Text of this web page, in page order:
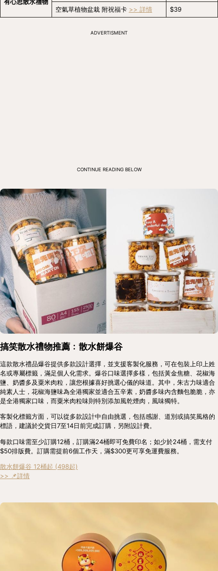
空氣草植物盆栽 附祝福卡 >> 詳情 $39
ADVERTISMENT
CONTINUE READING BELOW
搞笑散水禮物推薦﹕散水餅爆谷
這款散水禮品爆谷提供多款設計選擇，並支援客製化服務，可在包裝上印上姓
名或專屬標籤，滿足個人化需求。爆谷口味選擇多樣，包括黃金焦糖、花椒海
鹽、奶醬多及粟米肉粒，讓您根據喜好挑選心儀的味道。其中，朱古力味適合
純素人士，花椒海鹽味為全港獨家並適合五辛素，奶醬多味內含麵包脆脆，亦
是全港獨家口味，而粟米肉粒味則特別添加風乾煙肉，風味獨特。
客製化標籤方面，可以從多款設計中自由挑選，包括感謝、道別或搞笑風格的
標語，建議於交貨日7至14日前完成訂購，另附設計費。
每款口味需至少訂購12桶，訂購滿24桶即可免費印名；如少於24桶，需支付
$50排版費。訂購需提前6個工作天，滿$300更可享免運費服務。
散水餅爆谷 12桶起 (498起)
>> 📌詳情